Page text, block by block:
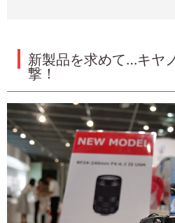
新製品を求めて…キヤ
撃！